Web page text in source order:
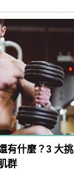
有什麼？3 大挑
群